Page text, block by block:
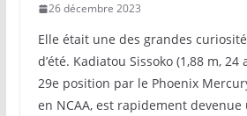
26 décembre 2023
Elle était une des grandes
d’été. Kadiatou Sissoko (1,88 m, 24
29e position par le Phoenix
en NCAA, est rapidement